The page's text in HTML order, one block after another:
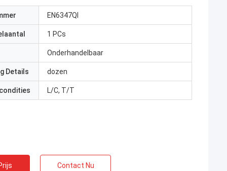
EN6347QI
1 PCs
Onderhandelbaar
Details dozen
L/C, T/T
Contact Nu